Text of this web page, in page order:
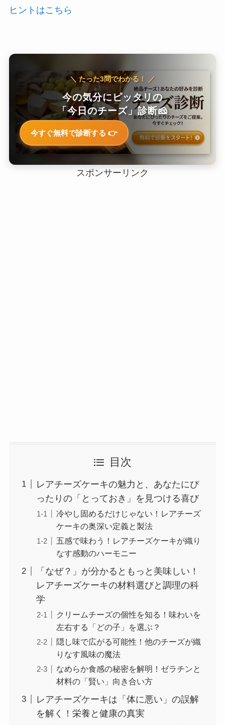
ヒントはこちら
＼ たった3問でわかる！ ／
今の気分にピッタリの
「今日のチーズ」診断🧀
今すぐ無料で診断する 👉
スポンサーリンク
目次
レアチーズケーキの魅力と、あなたにぴ
ったりの「とっておき」を見つける喜び
冷やし固めるだけじゃない！レアチーズ
ケーキの奥深い定義と製法
五感で味わう！レアチーズケーキが織り
なす感動のハーモニー
「なぜ？」が分かるともっと美味しい！
レアチーズケーキの材料選びと調理の科
学
クリームチーズの個性を知る！味わいを
左右する「どの子」を選ぶ？
隠し味で広がる可能性！他のチーズが織
りなす風味の魔法
なめらか食感の秘密を解明！ゼラチンと
材料の「賢い」向き合い方
レアチーズケーキは「体に悪い」の誤解
を解く！栄養と健康の真実